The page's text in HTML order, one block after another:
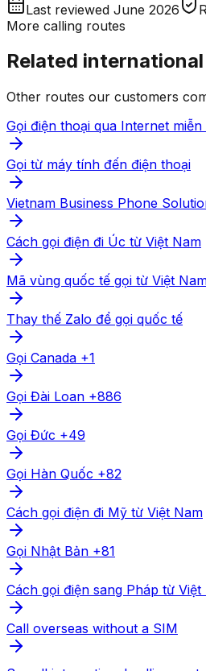
Last reviewed June 2026
More calling routes
Related
Other routes our customers
Gọi điện thoại qua Internet
Gọi từ máy tính đến điện thoại
Vietnam Business Phone
Cách gọi điện đi Úc từ Việt Nam
Mã vùng quốc tế gọi từ Việt
Thay thế Zalo để gọi quốc tế
Gọi Canada +1
Gọi Đài Loan +886
Gọi Đức +49
Gọi Hàn Quốc +82
Cách gọi điện đi Mỹ từ Việt Nam
Gọi Nhật Bản +81
Cách gọi điện sang Pháp từ Việt
Call overseas without a SIM